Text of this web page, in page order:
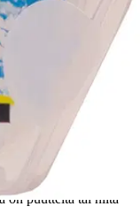
on puutteita tai niitä